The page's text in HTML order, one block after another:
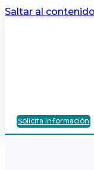
Saltar al
Solicita información